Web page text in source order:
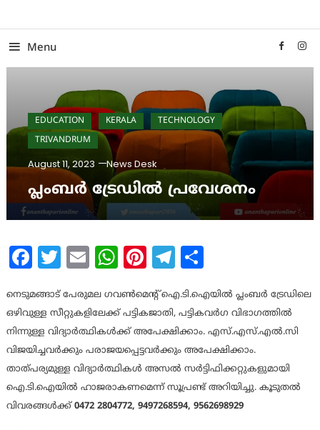
To
ContentMenu
EDUCATION KERALA
TECHNOLOGY
TRIVANDRUM
August 11, 2023 News Desk
പ്ലംബര്‍ ട്രേഡില്‍ പ്രവേശനം
Facebook
Twitter
EmailWhatsApp
Pinterest
Telegram
Share
നെടുമങ്ങാട് പേരുമല ഗവണ്‍മെന്റ് ഐ.ടി.ഐയില്‍ പ്ലംബര്‍ ട്രേഡിലെ
ഒഴിവുള്ള സീറ്റുകളിലേക്ക് പട്ടികജാതി, പട്ടികവര്‍ഗ വിഭാഗത്തില്‍
നിന്നുള്ള വിദ്യാര്‍ത്ഥികള്‍ക്ക് അപേക്ഷിക്കാം. എസ്.എസ്.എല്‍.സി
വിജയിച്ചവര്‍ക്കും പരാജയപ്പെട്ടവര്‍ക്കും അപേക്ഷിക്കാം.
താത്പര്യമുള്ള വിദ്യാര്‍ത്ഥികള്‍ അസല്‍ സര്‍ട്ടിഫിക്കറ്റുകളുമായി
ഐ.ടി.ഐയില്‍ ഹാജരാകണമെന്ന് സൂപ്രണ്ട് അറിയിച്ചു. കൂടുതല്‍
വിവരങ്ങള്‍ക്ക്0472 2804772, 9497268594, 9562698929